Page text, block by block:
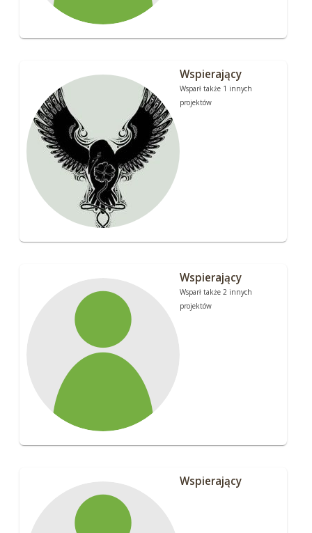
Wspierający
Wsparł także 1 innych
projektów
Wspierający
Wsparł także 2 innych
projektów
Wspierający